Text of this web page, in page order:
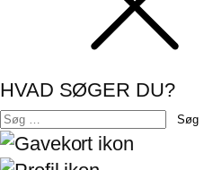
HVAD SØGER DU?
Søg
efter: